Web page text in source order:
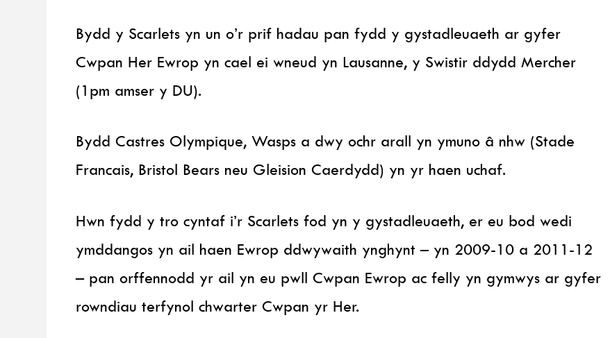
Bydd y Scarlets yn un o’r prif hadau pan fydd y gystadleuaeth ar gyfer
Cwpan Her Ewrop yn cael ei wneud yn Lausanne, y Swistir ddydd Mercher
(1pm amser y DU).
Bydd Castres Olympique, Wasps a dwy ochr arall yn ymuno â nhw (Stade
Francais, Bristol Bears neu Gleision Caerdydd) yn yr haen uchaf.
Hwn fydd y tro cyntaf i’r Scarlets fod yn y gystadleuaeth, er eu bod wedi
ymddangos yn ail haen Ewrop ddwywaith ynghynt – yn 2009-10 a 2011-12
– pan orffennodd yr ail yn eu pwll Cwpan Ewrop ac felly yn gymwys ar gyfer
rowndiau terfynol chwarter Cwpan yr Her.